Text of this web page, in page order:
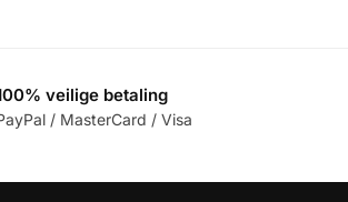
veilige betaling
/ MasterCard / Visa